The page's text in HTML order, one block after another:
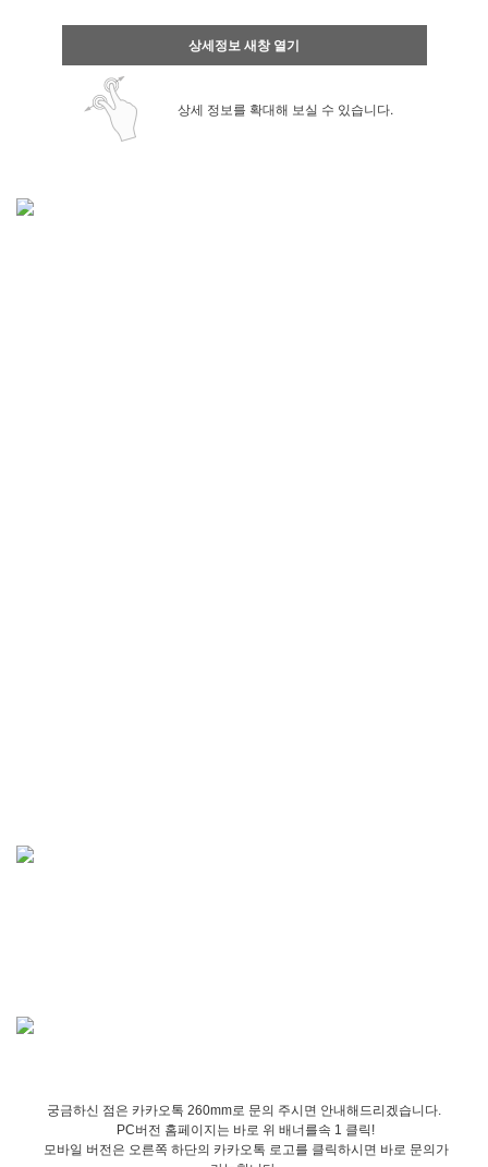
상세정보 새창 열기
상세 정보를 확대해 보실 수 있습니다.
궁금하신 점은 카카오톡 260mm로 문의 주시면 안내해드리겠습니다.
PC버전 홈페이지는 바로 위 배너를속 1 클릭!
모바일 버전은 오른쪽 하단의 카카오톡 로고를 클릭하시면 바로 문의가